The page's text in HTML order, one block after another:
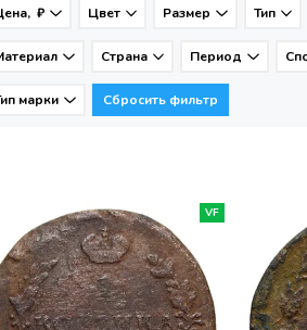
₽ Цвет Размер Тип
Страна Период
марки Сбросить фильтр
VF